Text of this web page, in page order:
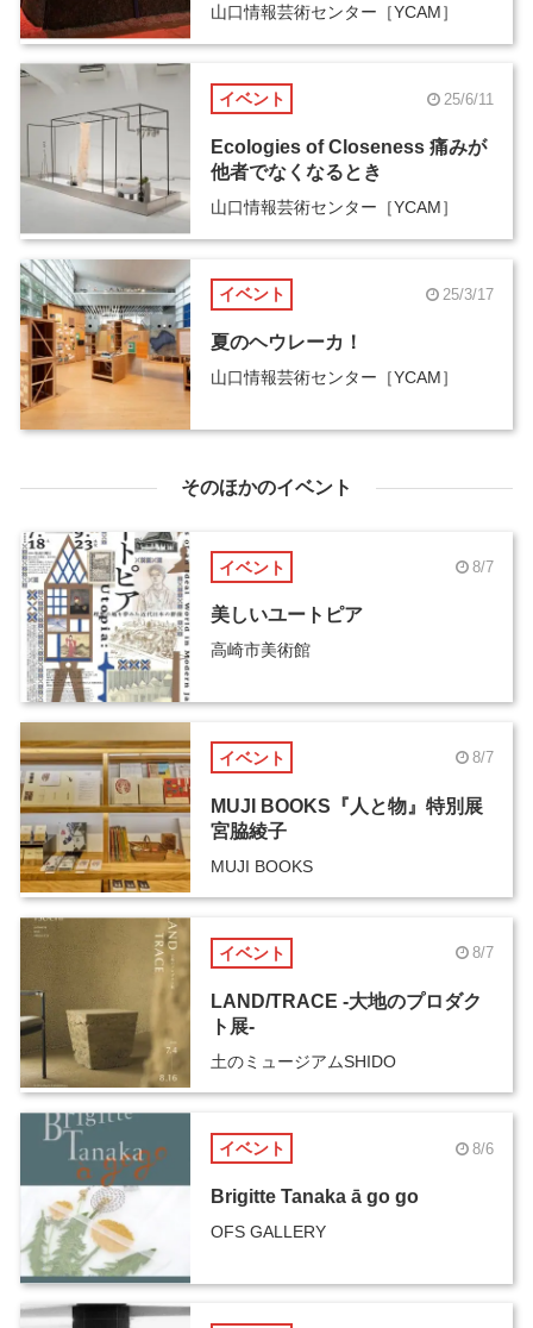
山口情報芸術センター［YCAM］
イベント 25/6/11
Ecologies of Closeness 痛みが
他者でなくなるとき
山口情報芸術センター［YCAM］
イベント 25/3/17
夏のヘウレーカ！
山口情報芸術センター［YCAM］
そのほかのイベント
イベント 8/7
美しいユートピア
高崎市美術館
イベント 8/7
MUJI BOOKS『人と物』特別展
宮脇綾子
MUJI BOOKS
イベント 8/7
LAND/TRACE -大地のプロダク
ト展-
土のミュージアムSHIDO
イベント 8/6
Brigitte Tanaka ā go go
OFS GALLERY